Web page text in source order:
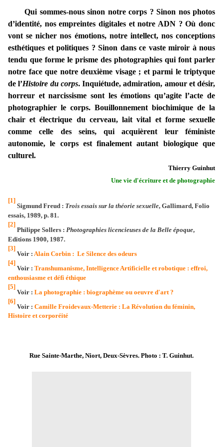
Qui sommes-nous sinon notre corps ? Sinon nos photos
d’identité, nos empreintes digitales et notre ADN ? Où donc
vont se nicher nos émotions, notre intellect, nos conceptions
esthétiques et politiques ? Sinon dans ce vaste miroir à nous
tendu que forme le prisme des photographies qui font parler
notre face que notre deuxième visage ; et parmi le triptyque
de l’Histoire du corps. Inquiétude, admiration, amour et désir,
horreur et narcissisme sont les émotions qu’agite l’acte de
photographier le corps. Bouillonnement biochimique de la
chair et électrique du cerveau, lait vital et forme sexuelle
comme celle des seins, qui acquièrent leur féministe
autonomie, le corps est finalement autant biologique que
culturel.
Thierry Guinhut
Une vie d'écriture et de photographie
[1]
Sigmund Freud : Trois essais sur la théorie sexuelle, Gallimard, Folio
essais, 1989, p. 81.
[2]
Philippe Sollers : Photographies licencieuses de la Belle époque,
Editions 1900, 1987.
[3]
Voir : Alain Corbin : Le Silence des odeurs
[4]
Voir : Transhumanisme, Intelligence Artificielle et robotique : effroi,
enthousiasme et défi éthique
[5]
Voir : La photographie : biographème ou oeuvre d'art ?
[6]
Voir : Camille Froidevaux-Metterie : La Révolution du féminin,
Histoire et corporéité
Rue Sainte-Marthe, Niort, Deux-Sèvres. Photo : T. Guinhut.